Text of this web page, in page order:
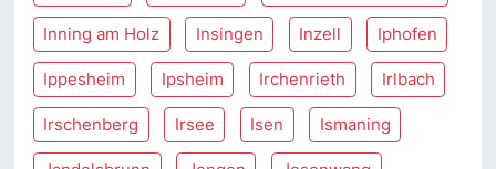
Inning am Holz Insingen Inzell Iphofen
Ippesheim Ipsheim Irchenrieth Irlbach
Irschenberg Irsee Isen Ismaning